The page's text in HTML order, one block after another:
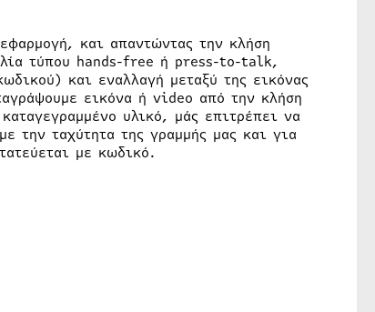
και απαντώντας την κλήση
τύπου hands-free ή press-to-talk,
και εναλλαγή μεταξύ της εικόνας
εικόνα ή video από την κλήση
υλικό, μάς επιτρέπει να
την ταχύτητα της γραμμής μας και για
με κωδικό.